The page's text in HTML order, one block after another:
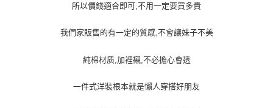
所以價錢適合即可,不用一定要買多貴
我們家販售的有一定的質感,不會讓妹子不美
純棉材质,加裡襯,不必擔心會透
一件式洋裝根本就是懶人穿搭好朋友